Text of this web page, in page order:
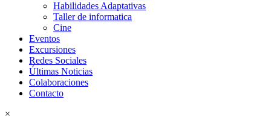
Habilidades Adaptativas
Taller de informatica
Cine
Eventos
Excursiones
Redes Sociales
Últimas Noticias
Colaboraciones
Contacto
×